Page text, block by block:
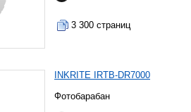
3 300 страниц
INKRITE IRTB-DR7000
Фотобарабан